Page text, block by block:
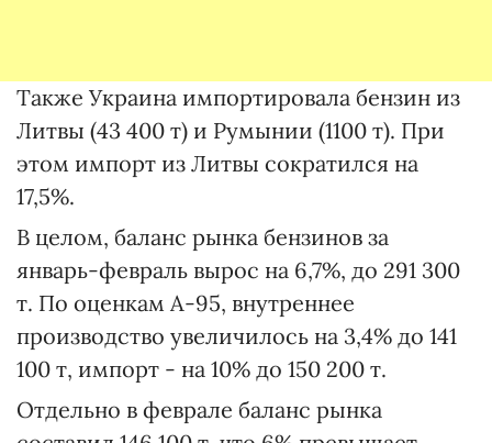
Также Украина импортировала бензин из
Литвы (43 400 т) и Румынии (1100 т). При
этом импорт из Литвы сократился на
17,5%.
В целом, баланс рынка бензинов за
январь-февраль вырос на 6,7%, до 291 300
т. По оценкам А-95, внутреннее
производство увеличилось на 3,4% до 141
100 т, импорт - на 10% до 150 200 т.
Отдельно в феврале баланс рынка